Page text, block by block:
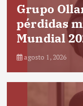
Grupo
pérdidas
Mundial
agosto 1, 2026